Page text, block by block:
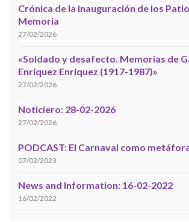
Crónica de la inauguración de los
Memoria
27/02/2026
«Soldado y desafecto. Memorias de
Enríquez Enríquez (1917-1987)»
27/02/2026
Noticiero: 28-02-2026
27/02/2026
PODCAST: El Carnaval como
07/02/2023
News and Information: 16-02-2022
16/02/2022